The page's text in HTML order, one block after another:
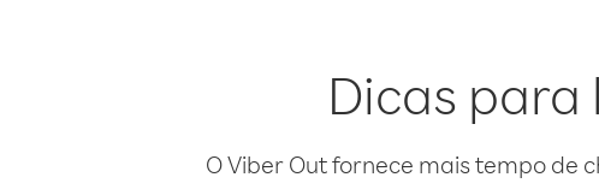
Dicas
O Viber Out fornece mais tempo de